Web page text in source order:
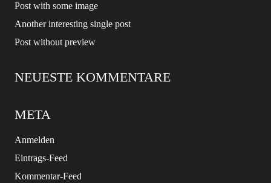
Post with some image
Another interesting single post
Post without preview
NEUESTE KOMMENTARE
META
Anmelden
Eintrags-Feed
Kommentar-Feed